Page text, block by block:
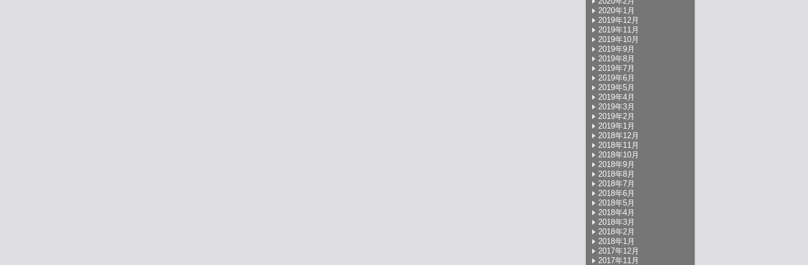
2020年1月
2019年12月
2019年11月
2019年10月
2019年9月
2019年8月
2019年7月
2019年6月
2019年5月
2019年4月
2019年3月
2019年2月
2019年1月
2018年12月
2018年11月
2018年10月
2018年9月
2018年8月
2018年7月
2018年6月
2018年5月
2018年4月
2018年3月
2018年2月
2018年1月
2017年12月
2017年11月